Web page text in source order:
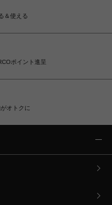
＆使える
ポイント進呈
オトクに